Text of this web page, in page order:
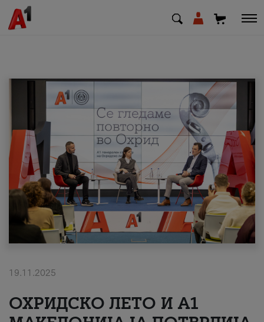
МК SQ
Приватни Деловни
Поддршка
Надополни кредит
#ПодобарОнлајн
19.11.2025
ОХРИДСКО ЛЕТО И A1